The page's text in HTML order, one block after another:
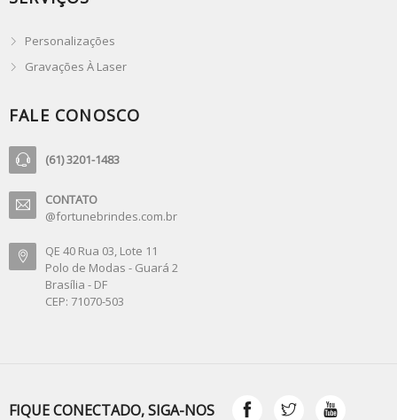
Personalizações
Gravações À Laser
FALE CONOSCO
(61) 3201-1483
CONTATO
@fortunebrindes.com.br
QE 40 Rua 03, Lote 11
Polo de Modas - Guará 2
Brasília - DF
CEP: 71070-503
FIQUE CONECTADO, SIGA-NOS